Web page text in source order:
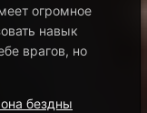
огромное
навык
врагов, но
бездны